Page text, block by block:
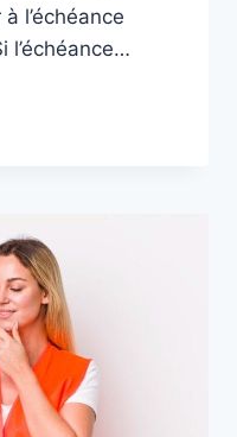
l’échéance
l’échéance…